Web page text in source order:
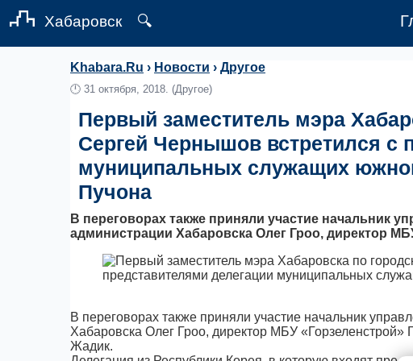
Хабаровск 🔍
Khabara.Ru › Новости › Другое
🕛 31 октября, 2018. (Другое)
Первый заместитель мэра
Сергей Чернышов встретился с
муниципальных служащих
Пучона
В переговорах также приняли участие начальник
администрации Хабаровска Олег Гроо, директор
В переговорах также приняли участие начальник
Хабаровска Олег Гроо, директор МБУ
Жадик.